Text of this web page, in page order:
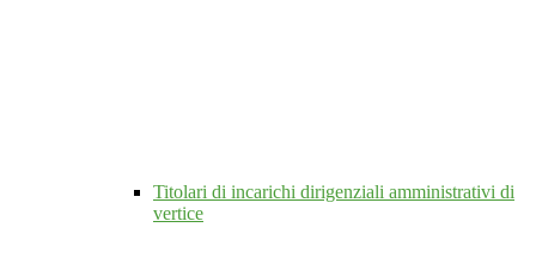
Titolari di incarichi dirigenziali amministrativi di
vertice